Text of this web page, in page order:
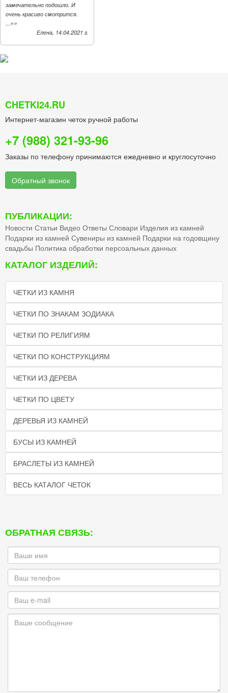
замечательно подошло. И
очень красиво смотрится.
...»»
Елена, 14.04.2021 г.
CHETKI24.RU
Интернет-магазин четок ручной работы
+7 (988) 321-93-96
Заказы по телефону принимаются ежедневно и круглосуточно
Обратный звонок
ПУБЛИКАЦИИ:
Новости Статьи Видео Ответы Словари Изделия из камней
Подарки из камней Сувениры из камней Подарки на годовщину
свадьбы Политика обработки персоальных данных
КАТАЛОГ ИЗДЕЛИЙ:
ЧЕТКИ ИЗ КАМНЯ
ЧЕТКИ ПО ЗНАКАМ ЗОДИАКА
ЧЕТКИ ПО РЕЛИГИЯМ
ЧЕТКИ ПО КОНСТРУКЦИЯМ
ЧЕТКИ ИЗ ДЕРЕВА
ЧЕТКИ ПО ЦВЕТУ
ДЕРЕВЬЯ ИЗ КАМНЕЙ
БУСЫ ИЗ КАМНЕЙ
БРАСЛЕТЫ ИЗ КАМНЕЙ
ВЕСЬ КАТАЛОГ ЧЕТОК
ОБРАТНАЯ СВЯЗЬ: